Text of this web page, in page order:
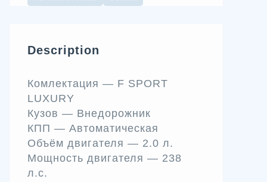
Description
Комлектация — F SPORT
LUXURY
Кузов — Внедорожник
КПП — Автоматическая
Объём двигателя — 2.0 л.
Мощность двигателя — 238
л.c.